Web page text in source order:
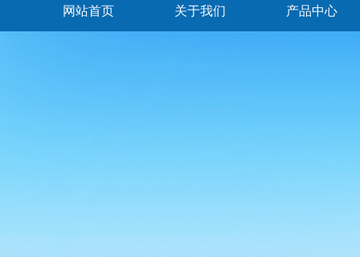
网站首页 关于我们 产品中心